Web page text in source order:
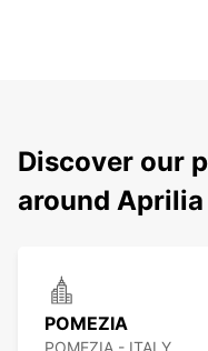
Discover our
around Aprilia
POMEZIA